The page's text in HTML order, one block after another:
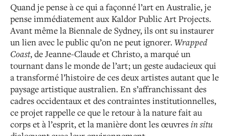
Quand je pense à ce qui a façonné l’art en Australie,je
pense immédiatement aux Kaldor Public Art Projects.
Avant même la Biennale de Sydney, ils ont su instaurer
unlien avec le public qu’on ne peut ignorer. Wrapped
Coast️,de Jeanne-Claude et Christo, a marqué un
tournant dansle monde de l’art ; un geste audacieux qui
a transformél’histoire de ces deux artistes autant que le
paysage artistiqueaustralien. En s’affranchissant des
cadres occidentaux etdes contraintes institutionnelles,
ce projet rappelle ce quele retour à la nature fait au
corps et à l’esprit, et la manière dont les œuvresin situ